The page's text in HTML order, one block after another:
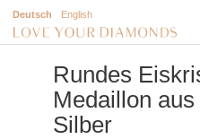
Deutsch English
Rundes
Medaillon
Silber